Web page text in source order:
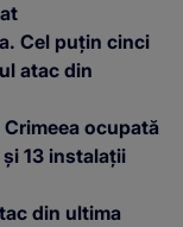
Cel puțin cinci
atac din
ocupată
13 instalații
din ultima